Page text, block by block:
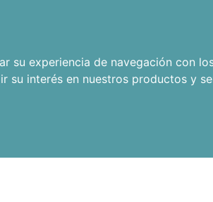
su experiencia de navegación con
su interés en nuestros productos y